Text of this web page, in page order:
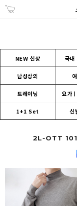
NEW 신상 국내
남성상의
트레이닝 요가
1+1 Set 신
2L-OTT 1014